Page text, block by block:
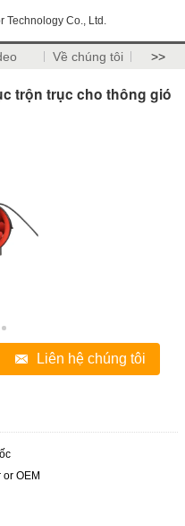
Technology Co., Ltd.
Về chúng tôi >>
trộn trục cho thông gió
Liên hệ chúng tôi
OEM